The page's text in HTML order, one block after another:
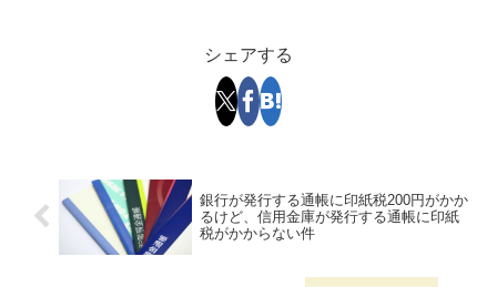
シェアする
銀行が発行する通帳に印紙税200円がかか
るけど、信用金庫が発行する通帳に印紙
税がかからない件